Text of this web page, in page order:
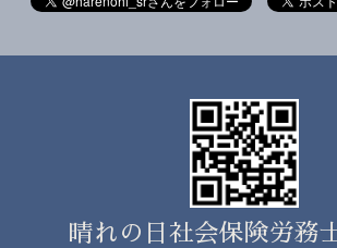
晴れの日社会保険労務